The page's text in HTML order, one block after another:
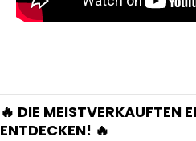
🔥 DIE MEISTVERKAUFTEN
ENTDECKEN! 🔥